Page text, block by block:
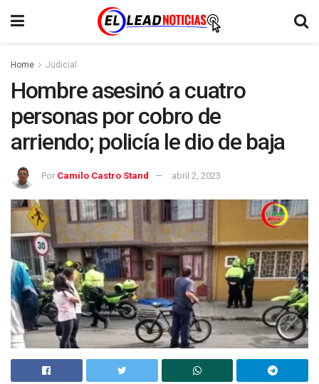
Home Judicial
Hombre asesinó a cuatro
personas por cobro de
arriendo; policía le dio de baja
Por Camilo Castro Stand abril 2, 2023